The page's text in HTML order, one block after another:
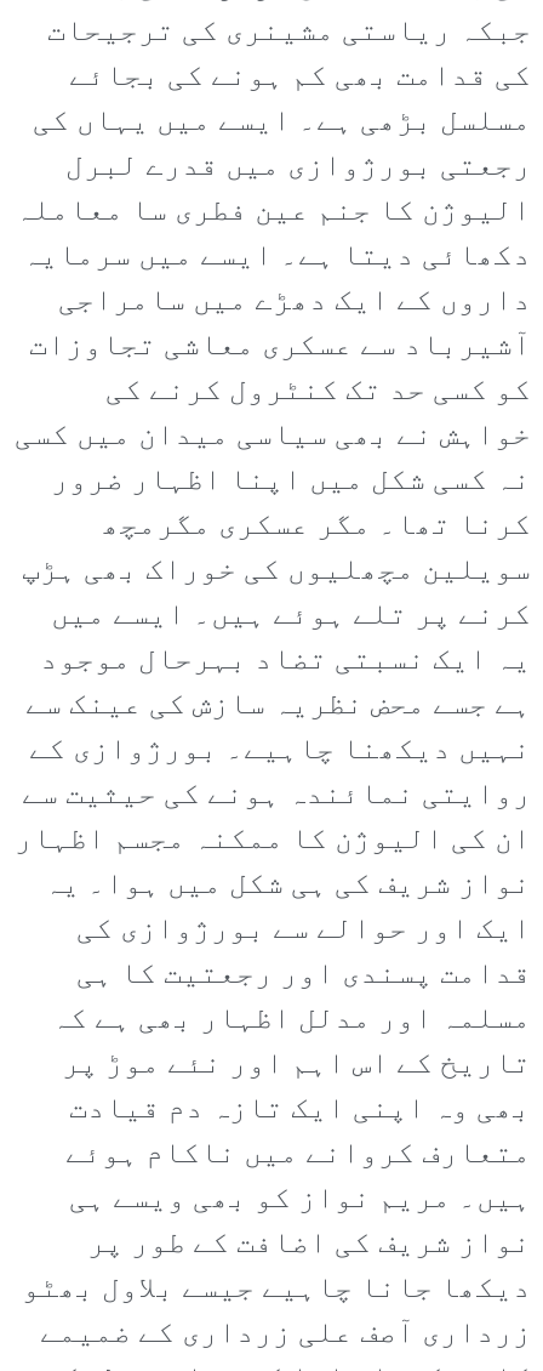
جبکہ ریاستی مشینری کی ترجیحات
کی قدامت بھی کم ہونے کی بجائے
مسلسل بڑھی ہے۔ ایسے میں یہاں کی
رجعتی بورژوازی میں قدرے لبرل
الیوژن کا جنم عین فطری سا معاملہ
دکھائی دیتا ہے۔ ایسے میں سرمایہ
داروں کے ایک دھڑے میں سامراجی
آشیرباد سے عسکری معاشی تجاوزات
کو کسی حد تک کنٹرول کرنے کی
خواہش نے بھی سیاسی میدان میں کسی
نہ کسی شکل میں اپنا اظہار ضرور
کرنا تھا۔ مگر عسکری مگرمچھ
سویلین مچھلیوں کی خوراک بھی ہڑپ
کرنے پر تلے ہوئے ہیں۔ ایسے میں
یہ ایک نسبتی تضاد بہرحال موجود
ہے جسے محض نظریہ سازش کی عینک سے
نہیں دیکھنا چاہیے۔ بورژوازی کے
روایتی نمائندہ ہونے کی حیثیت سے
ان کی الیوژن کا ممکنہ مجسم اظہار
نواز شریف کی ہی شکل میں ہوا۔ یہ
ایک اور حوالے سے بورژوازی کی
قدامت پسندی اور رجعتیت کا ہی
مسلمہ اور مدلل اظہار بھی ہے کہ
تاریخ کے اس اہم اور نئے موڑ پر
بھی وہ اپنی ایک تازہ دم قیادت
متعارف کروانے میں ناکام ہوئے
ہیں۔ مریم نواز کو بھی ویسے ہی
نواز شریف کی اضافت کے طور پر
دیکھا جانا چاہیے جیسے بلاول بھٹو
زرداری آصف علی زرداری کے ضمیمے